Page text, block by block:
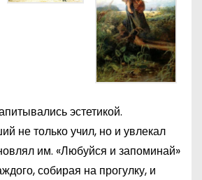
эстетикой.
не только учил, но и увлекал
им. «Любуйся и запоминай»
собирая на прогулку, и